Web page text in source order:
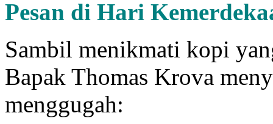
Pesan di Hari
Sambil menikmati kopi
Bapak Thomas Krova
menggugah: